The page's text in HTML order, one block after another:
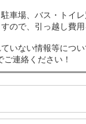
車場、バス・トイ
ので、引っ越し費用
いない情報等につ
ご連絡ください！